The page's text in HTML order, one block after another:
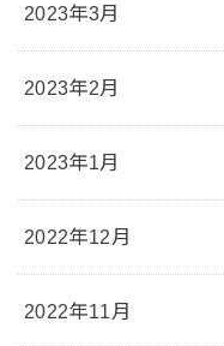
2023年3月
2023年2月
2023年1月
2022年12月
2022年11月